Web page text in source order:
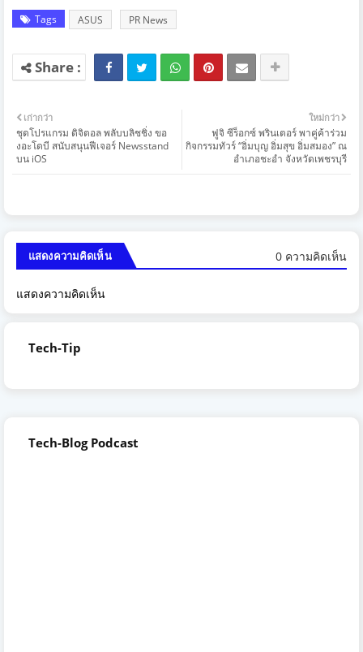
Tags ASUS PR News
ใหม่กว่า
ฟูจิ ซีร็อกซ์ พรินเตอร์ พาคู่ค้าร่วม
กิจกรรมทัวร์ “อิ่มบุญ อิ่มสุข อิ่มสมอง” ณ
อำเภอชะอำ จังหวัดเพชรบุรี
เก่ากว่า
ชุดโปรแกรม ดิจิตอล พลับบลิชชิ่ง ขอ
งอะโดบี สนับสนุนฟีเจอร์ Newsstand
บน iOS
แสดงความคิดเห็น 0 ความคิดเห็น
แสดงความคิดเห็น
Tech-Tip
Tech-Blog Podcast